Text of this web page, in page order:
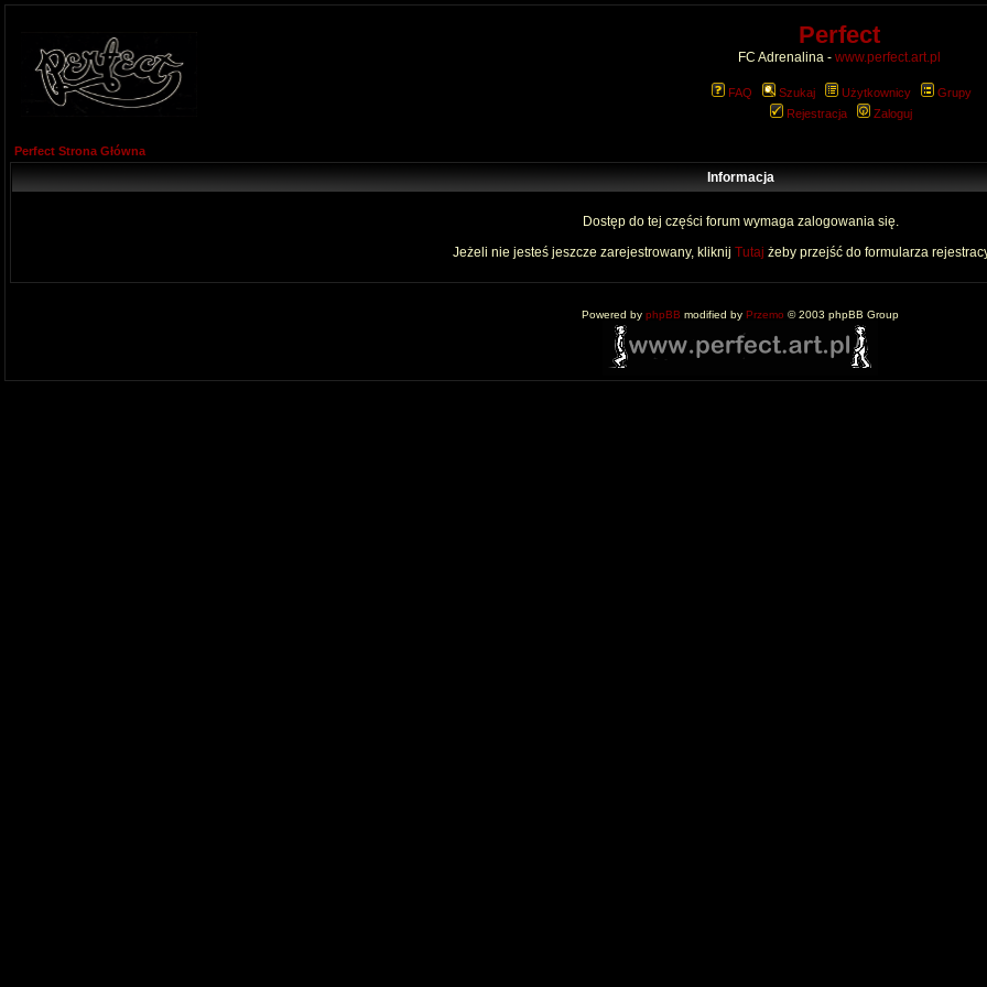
Perfect
FC Adrenalina - www.perfect.art.pl
FAQ Szukaj Użytkownicy
Grupy
Rejestracja
Zaloguj
Perfect Strona Główna
Informacja
Dostęp do tej części forum wymaga zalogowania się.
Jeżeli nie jesteś jeszcze zarejestrowany, kliknij Tutaj żeby przejść do formularza
Powered by phpBB modified by Przemo © 2003 phpBB Group